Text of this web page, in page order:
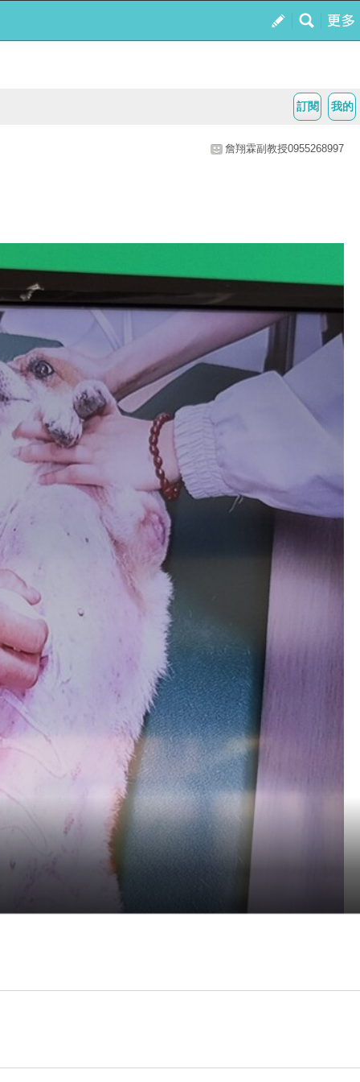
我的
訂閱
詹翔霖副教授0955268997